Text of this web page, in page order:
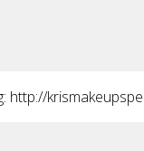
http://